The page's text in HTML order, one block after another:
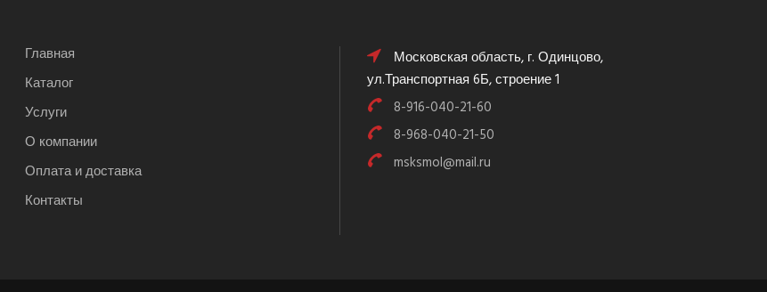
Главная
Каталог
Услуги
О компании
Оплата и доставка
Контакты
Московская область, г. Одинцово,
ул.Транспортная 6Б, строение 1
8-916-040-21-60
8-968-040-21-50
msksmol@mail.ru